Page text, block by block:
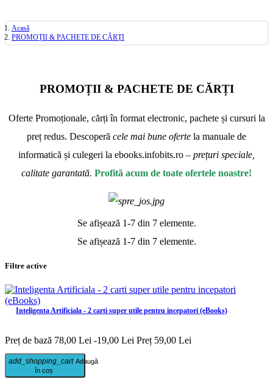
Acasă
PROMOȚII & PACHETE DE CĂRȚI
PROMOȚII & PACHETE DE CĂRȚI
Oferte Promoționale, cărți în format electronic, pachete și cursuri la
preț redus. Descoperă cele mai bune oferte la manuale de
informatică și culegeri la ebooks.infobits.ro – prețuri speciale,
calitate garantată. Profită acum de toate ofertele noastre!
Se afișează 1-7 din 7 elemente.
Se afișează 1-7 din 7 elemente.
Filtre active
Inteligenta Artificiala - 2 carti super utile pentru incepatori (eBooks)
Preț de bază 78,00 Lei -19,00 Lei Preț 59,00 Lei
add_shopping_cart Adaugă
în coș